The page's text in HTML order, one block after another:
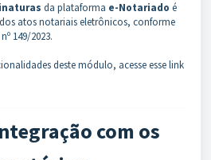
da plataforma e-Notariado é
atos notariais eletrônicos, conforme
149/2023.
deste módulo, acesseesse link
com os